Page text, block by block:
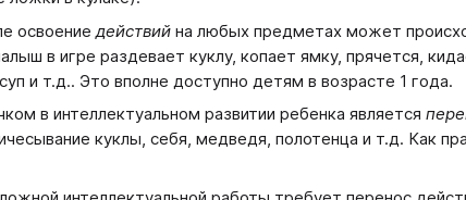
освоение действий на любых предметах может
в игре раздевает куклу, копает ямку, прячется,
и т.д.. Это вполне доступно детям в возрасте 1 года.
в интеллектуальном развитии ребенка является
куклы, себя, медведя, полотенца и т.д. Как